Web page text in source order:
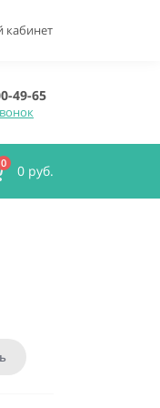
49-65
0 0 руб.